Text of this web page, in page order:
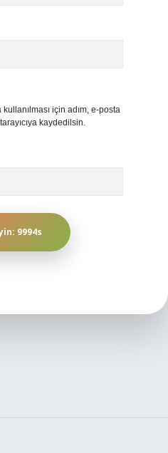
için adım, e-posta
kaydedilsin.